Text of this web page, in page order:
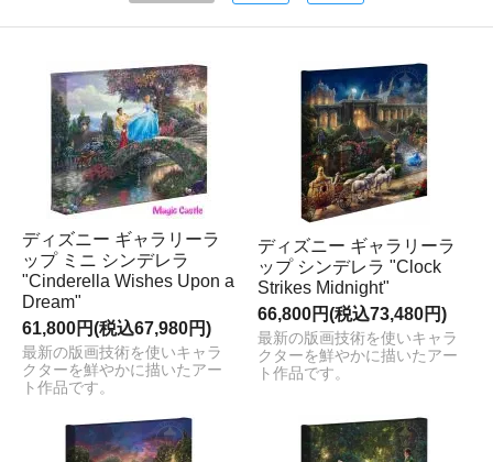
ディズニー ギャラリーラ
ップ ミニ シンデレラ
"Cinderella Wishes Upon a
Dream"
61,800円(税込67,980円)
最新の版画技術を使いキャラ
クターを鮮やかに描いたアー
ト作品です。
ディズニー ギャラリーラ
ップ シンデレラ "Clock
Strikes Midnight"
66,800円(税込73,480円)
最新の版画技術を使いキャラ
クターを鮮やかに描いたアー
ト作品です。